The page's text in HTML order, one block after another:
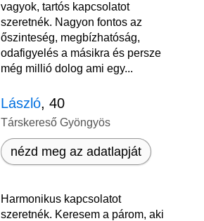
vagyok, tartós kapcsolatot
szeretnék. Nagyon fontos az
őszinteség, megbízhatóság,
odafigyelés a másikra és persze
még millió dolog ami egy...
László, 40
Társkereső Gyöngyös
nézd meg az adatlapját
Harmonikus kapcsolatot
szeretnék. Keresem a párom, aki